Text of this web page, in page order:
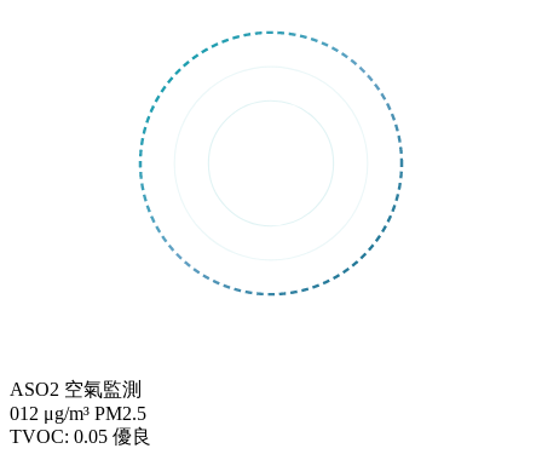
ASO2 空氣監測
012 μg/m³ PM2.5
TVOC: 0.05 優良